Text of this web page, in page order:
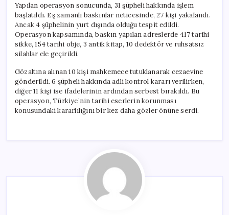
Yapılan operasyon sonucunda, 31 şüpheli hakkında işlem
başlatıldı. Eş zamanlı baskınlar neticesinde, 27 kişi yakalandı.
Ancak 4 şüphelinin yurt dışında olduğu tespit edildi.
Operasyon kapsamında, baskın yapılan adreslerde 417 tarihi
sikke, 154 tarihi obje, 3 antik kitap, 10 dedektör ve ruhsatsız
silahlar ele geçirildi.
Gözaltına alınan 10 kişi mahkemece tutuklanarak cezaevine
gönderildi. 6 şüpheli hakkında adli kontrol kararı verilirken,
diğer 11 kişi ise ifadelerinin ardından serbest bırakıldı. Bu
operasyon, Türkiye’nin tarihi eserlerin korunması
konusundaki kararlılığını bir kez daha gözler önüne serdi.